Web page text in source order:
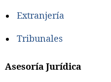
Extranjería
Tribunales
Asesoría Jurídica